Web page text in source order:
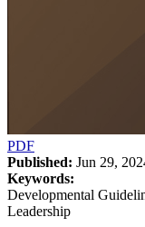
PDF
Published: Jun 29,
Keywords:
Developmental
Leadership